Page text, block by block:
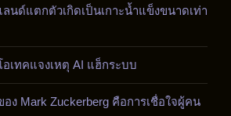
นด์แตกตัวเกิดเป็นเกาะน้ำแข็งขนาดเท่า
เทคแจงเหตุ AI แฮ็กระบบ
ง Mark Zuckerberg คือการเชื่อใจผู้คน